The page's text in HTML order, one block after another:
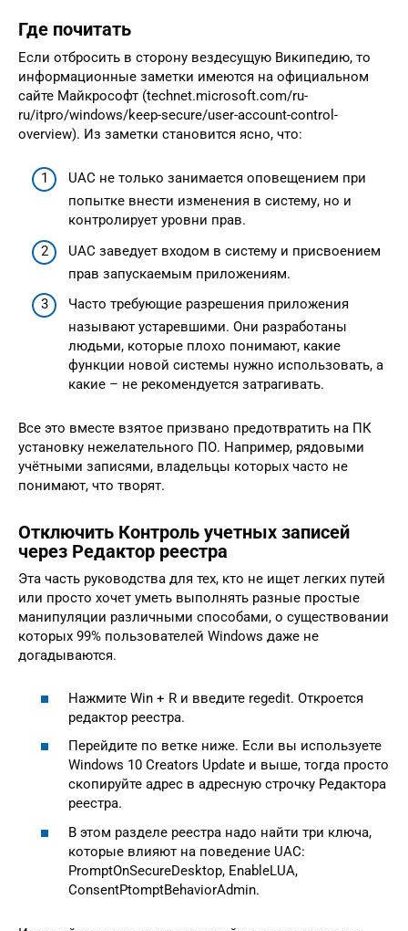
Где почитать
Если отбросить в сторону вездесущую Википедию, то
информационные заметки имеются на официальном
сайте Майкрософт (technet.microsoft.com/ru-
ru/itpro/windows/keep-secure/user-account-control-
overview). Из заметки становится ясно, что:
UAC не только занимается оповещением при
попытке внести изменения в систему, но и
контролирует уровни прав.
UAC заведует входом в систему и присвоением
прав запускаемым приложениям.
Часто требующие разрешения приложения
называют устаревшими. Они разработаны
людьми, которые плохо понимают, какие
функции новой системы нужно использовать, а
какие – не рекомендуется затрагивать.
Все это вместе взятое призвано предотвратить на ПК
установку нежелательного ПО. Например, рядовыми
учётными записями, владельцы которых часто не
понимают, что творят.
Отключить Контроль учетных записей
через Редактор реестра
Эта часть руководства для тех, кто не ищет легких путей
или просто хочет уметь выполнять разные простые
манипуляции различными способами, о существовании
которых 99% пользователей Windows даже не
догадываются.
Нажмите Win + R и введите regedit. Откроется
редактор реестра.
Перейдите по ветке ниже. Если вы используете
Windows 10 Creators Update и выше, тогда просто
скопируйте адрес в адресную строчку Редактора
реестра.
В этом разделе реестра надо найти три ключа,
которые влияют на поведение UAC:
PromptOnSecureDesktop, EnableLUA,
ConsentPtomptBehaviorAdmin.